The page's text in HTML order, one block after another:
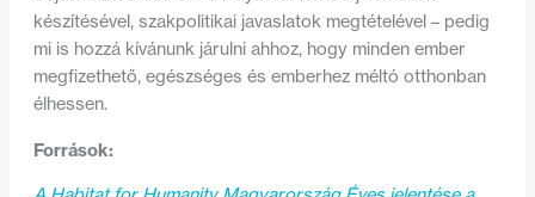
készítésével, szakpolitikai javaslatok megtételével – pedig
mi is hozzá kívánunk járulni ahhoz, hogy minden ember
megfizethető, egészséges és emberhez méltó otthonban
élhessen.
Források: